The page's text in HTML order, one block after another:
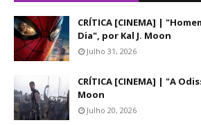
CRÍTICA [CINEMA] |
Dia", por Kal J. Moon
Julho 31, 2026
CRÍTICA [CINEMA] | "A
Moon
Julho 20, 2026